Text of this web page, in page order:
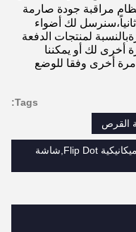
Tags:
شاشة العرض الميكانيكية,شاشة 8x8 ميكانيكية Flip Dot,شاشة